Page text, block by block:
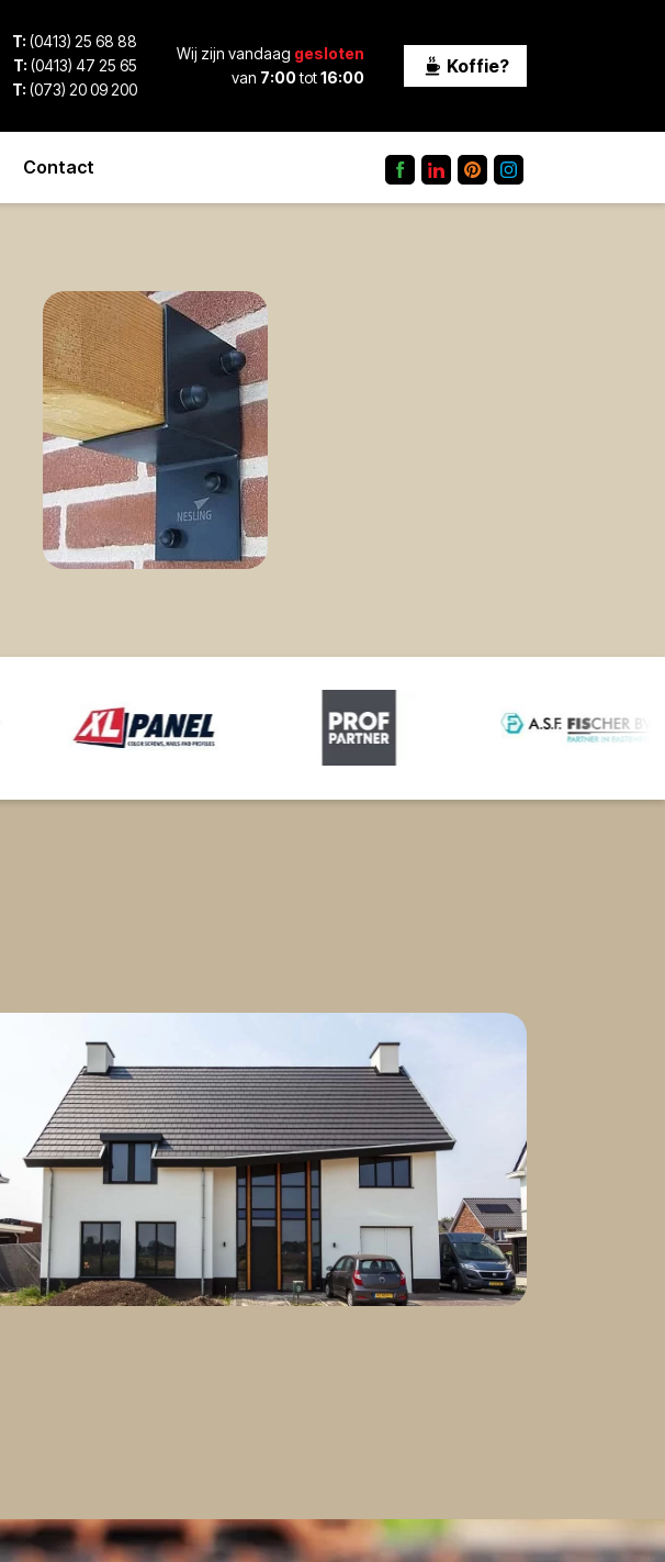
T: (0413) 25 68 88
T: (0413) 47 25 65
T: (073) 20 09 200
Wij zijn vandaag gesloten
van 7:00tot16:00
Koffie?
Contact